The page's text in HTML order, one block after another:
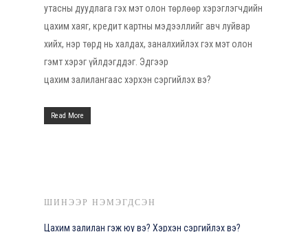
утасны дуудлага гэх мэт олон төрлөөр хэрэглэгчдийн
цахим хаяг, кредит картны мэдээллийг авч луйвар
хийх, нэр төрд нь халдах, заналхийлэх гэх мэт олон
гэмт хэрэг үйлдэгддэг. Эдгээр
цахим залилангаас хэрхэн сэргийлэх вэ?
Read More
ШИНЭЭР НЭМЭГДСЭН
Цахим залилан гэж юу вэ? Хэрхэн сэргийлэх вэ?